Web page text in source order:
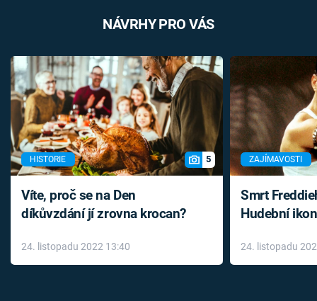
NÁVRHY PRO VÁS
HISTORIE 5
Víte, proč se na Den
díkůvzdání jí zrovna krocan?
24. listopadu 2022 13:40
ZAJÍMAVOSTI
Smrt
Hudební
léky
24. listopadu